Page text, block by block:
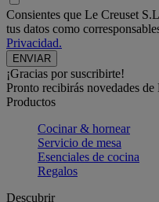
Consientes que Le Creuset
tus datos como
Privacidad.
¡Gracias por suscribirte!
Pronto recibirás novedades de
Productos
Cocinar & hornear
Servicio de mesa
Esenciales de cocina
Regalos
Descubrir